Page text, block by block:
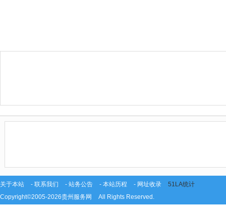
关于本站 - 联系我们 - 站务公告 - 本站历程 - 网址收录
51LA统计
Copyright©2005-2026贵州服务网 All Rights Reserved.